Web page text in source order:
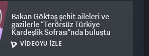
Bakan Göktaş şehit aileleri ve
gazilerle “Terörsüz Türkiye
Kardeşlik Sofrası”nda buluştu
VIDEOYU İZLE